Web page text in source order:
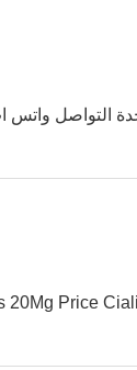
في الرياض (0596467361) حبوب
20Mg Price